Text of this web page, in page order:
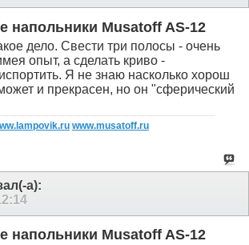
напольники Musatoff AS-12
дело. Свести три полосы - очень
опыт, а сделать криво -
Я не знаю насколько хорош
и прекрасен, но он "сферический
www.musatoff.ru
а):
напольники Musatoff AS-12